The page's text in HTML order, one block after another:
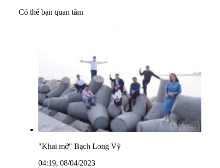
Có thể bạn quan tâm
"Khai mở" Bạch Long Vỹ
04:19, 08/04/2023